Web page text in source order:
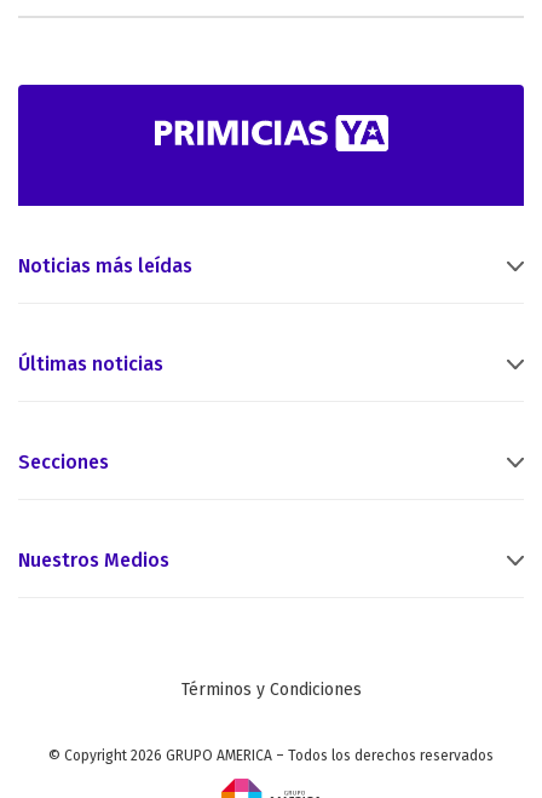
Noticias más leídas
Últimas noticias
Secciones
Nuestros Medios
Términos y Condiciones
© Copyright 2026 GRUPO AMERICA – Todos los derechos reservados